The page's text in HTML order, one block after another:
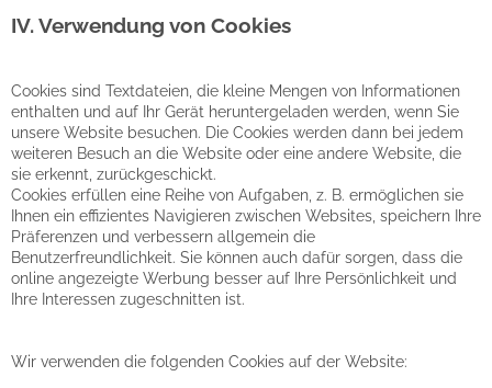
IV. Verwendung von Cookies
Cookies sind Textdateien, die kleine Mengen von Informationen
enthalten und auf Ihr Gerät heruntergeladen werden, wenn Sie
unsere Website besuchen. Die Cookies werden dann bei jedem
weiteren Besuch an die Website oder eine andere Website, die
sie erkennt, zurückgeschickt.
Cookies erfüllen eine Reihe von Aufgaben, z. B. ermöglichen sie
Ihnen ein effizientes Navigieren zwischen Websites, speichern Ihre
Präferenzen und verbessern allgemein die
Benutzerfreundlichkeit. Sie können auch dafür sorgen, dass die
online angezeigte Werbung besser auf Ihre Persönlichkeit und
Ihre Interessen zugeschnitten ist.
Wir verwenden die folgenden Cookies auf der Website: